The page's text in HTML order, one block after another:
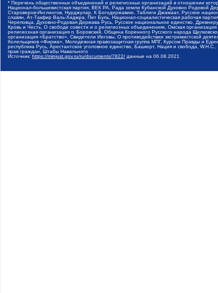
* Перечень общественных объединений и религиозных организаций в отношении
Национал-большевистская партия, ВЕК РА, Рада земли Кубанской Духовно Родовой
Староверов-Инглингов, Нурджулар, К Богодержавию, Таблиги Джамаат, Русское
славян, Ат-Такфир Валь-Хиджра, Пит Буль, Национал-социалистическая рабочая
Череповца, Духовно-Родовая Держава Русь, Русское национальное единство,
Кровь и Честь, О свободе совести и о религиозных объединениях, Омская
религиозная организация п. Боровский, Община Коренного Русского народа
организация «Братство», Свидетели Иеговы, О противодействии экстремистской
болельщиков «Фирма», Молодежная правозащитная группа МПГ, Курсом Правды и
республика Русь, Арестантское уголовное единство, Башкорт, Нация и свобода,
прав граждан, Штабы Навального
Источник: https://minjust.gov.ru/ru/documents/7822/ данные на 06.08.2021